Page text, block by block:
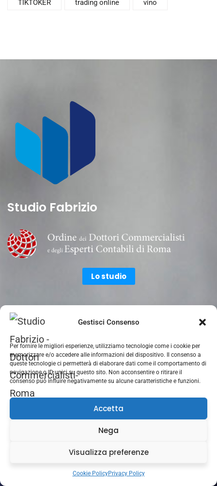
Gestisci Consenso
Per fornire le migliori esperienze, utilizziamo tecnologie come i cookie per
memorizzare e/o accedere alle informazioni del dispositivo. Il consenso a
queste tecnologie ci permetterà di elaborare dati come il comportamento di
navigazione o ID unici su questo sito. Non acconsentire o ritirare il
consenso può influire negativamente su alcune caratteristiche e funzioni.
Accetta
Nega
Visualizza preferenze
Cookie PolicyPrivacy Policy
TIKTOKER trading online vino
Studio Fabrizio
Lo studio
I nostri social
Informazioni ufficiali:
ROMA Viale Tito Labieno 7/9 - 00174
Orari d’apertura:
Lun-Ven 09.00-18.00